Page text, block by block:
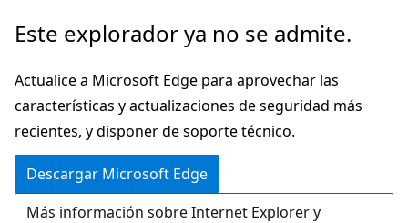
Ir
contenido
principal
Este explorador ya no se admite.
Actualice a Microsoft Edge para aprovechar las
características y actualizaciones de seguridad más
recientes, y disponer de soporte técnico.
Descargar Microsoft Edge
Más información sobre Internet Explorer y